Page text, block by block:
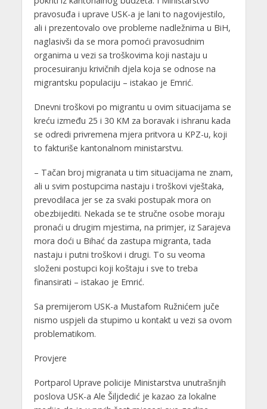
pravosuđa i uprave USK-a je lani to nagovijestilo,
ali i prezentovalo ove probleme nadležnima u BiH,
naglasivši da se mora pomoći pravosudnim
organima u vezi sa troškovima koji nastaju u
procesuiranju krivičnih djela koja se odnose na
migrantsku populaciju – istakao je Emrić.
Dnevni troškovi po migrantu u ovim situacijama se
kreću između 25 i 30 KM za boravak i ishranu kada
se odredi privremena mjera pritvora u KPZ-u, koji
to fakturiše kantonalnom ministarstvu.
– Tačan broj migranata u tim situacijama ne znam,
ali u svim postupcima nastaju i troškovi vještaka,
prevodilaca jer se za svaki postupak mora on
obezbijediti. Nekada se te stručne osobe moraju
pronaći u drugim mjestima, na primjer, iz Sarajeva
mora doći u Bihać da zastupa migranta, tada
nastaju i putni troškovi i drugi. To su veoma
složeni postupci koji koštaju i sve to treba
finansirati – istakao je Emrić.
Sa premijerom USK-a Mustafom Ružnićem juče
nismo uspjeli da stupimo u kontakt u vezi sa ovom
problematikom.
Provjere
Portparol Uprave policije Ministarstva unutrašnjih
poslova USK-a Ale Šiljdedić je kazao za lokalne